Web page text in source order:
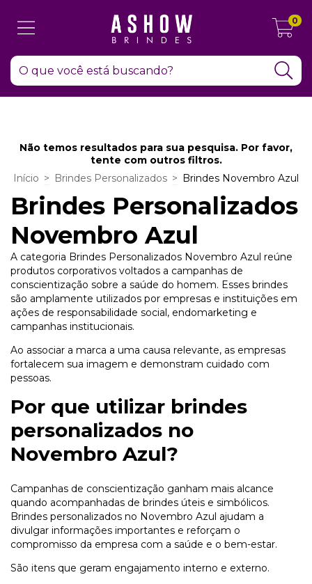
0
Não temos resultados para sua pesquisa. Por favor,
tente com outros filtros.
Início > Brindes Personalizados > Brindes Novembro Azul
Brindes Personalizados
Novembro Azul
A categoria Brindes Personalizados Novembro Azul reúne
produtos corporativos voltados a campanhas de
conscientização sobre a saúde do homem. Esses brindes
são amplamente utilizados por empresas e instituições em
ações de responsabilidade social, endomarketing e
campanhas institucionais.
Ao associar a marca a uma causa relevante, as empresas
fortalecem sua imagem e demonstram cuidado com
pessoas.
Por que utilizar brindes
personalizados no
Novembro Azul?
Campanhas de conscientização ganham mais alcance
quando acompanhadas de brindes úteis e simbólicos.
Brindes personalizados no Novembro Azul ajudam a
divulgar informações importantes e reforçam o
compromisso da empresa com a saúde e o bem-estar.
São itens que geram engajamento interno e externo.